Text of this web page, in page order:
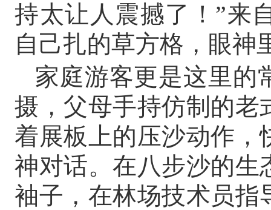
持太让人震撼了！”来
自己扎的草方格，眼神
家庭游客更是这里的
摄，父母手持仿制的老
着展板上的压沙动作，
神对话。在八步沙的生
袖子，在林场技术员指